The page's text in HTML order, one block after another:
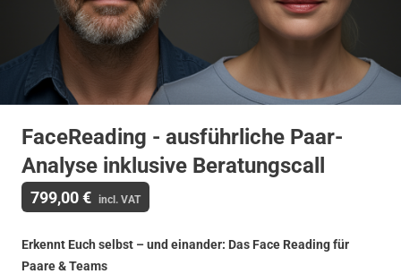
FaceReading - ausführliche Paar-
Analyse inklusive Beratungscall
799,00 € incl. VAT
Erkennt Euch selbst – und einander: Das Face Reading für
Paare & Teams